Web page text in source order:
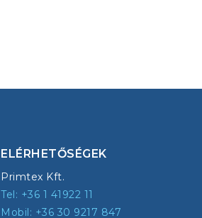
ELÉRHETŐSÉGEK
Primtex Kft.
Tel: +36 1 41922 11
Mobil: +36 30 9217 847